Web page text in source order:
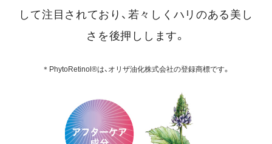
して注目されており、若々しくハリのある美し
さを後押しします。
＊PhytoRetinol®は、オリザ油化株式会社の登録商標です。